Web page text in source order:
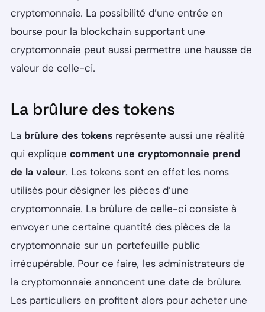
cryptomonnaie. La possibilité d’une entrée en
bourse pour la blockchain supportant une
cryptomonnaie peut aussi permettre une hausse de
valeur de celle-ci.
La brûlure des tokens
La brûlure des tokens représente aussi une réalité
qui explique comment une cryptomonnaie prend
de la valeur. Les tokens sont en effet les noms
utilisés pour désigner les pièces d’une
cryptomonnaie. La brûlure de celle-ci consiste à
envoyer une certaine quantité des pièces de la
cryptomonnaie sur un portefeuille public
irrécupérable. Pour ce faire, les administrateurs de
la cryptomonnaie annoncent une date de brûlure.
Les particuliers en profitent alors pour acheter une